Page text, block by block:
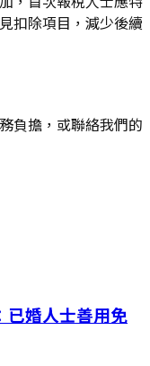
扣除項目，減少後續
負擔，或聯絡我們的
已婚人士善用免